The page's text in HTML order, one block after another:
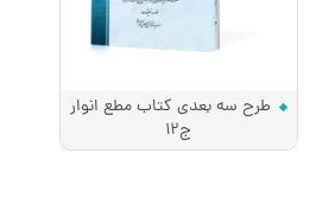
طرح سه بعدی کتاب مطع انوار
ج12